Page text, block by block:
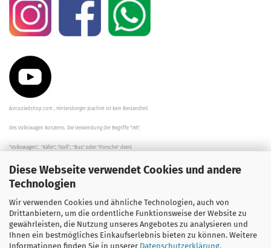
Diese Webseite verwendet Cookies und andere
Technologien
Wir verwenden Cookies und ähnliche Technologien, auch von
Drittanbietern, um die ordentliche Funktionsweise der Website zu
gewährleisten, die Nutzung unseres Angebotes zu analysieren und
Ihnen ein bestmögliches Einkaufserlebnis bieten zu können. Weitere
Informationen finden Sie in unserer Datenschutzerklärung.
Aircooledshop.com , Hintersberger Joachim ist kein Bestandteil
des Volkswagen Konzerns. Die Verwendung der Begriffe "VW",
"Volkswagen", "Käfer", "Golf", "Bus" oder "Porsche" dient
der Beschreibung der Teile und stellt in keinem Fall eine direkte
Verbindung zu dem Unternehmen "Volkswagen" her/da.
Die Beschreibungen, Zeichnungen und Angaben zur
Verwendung sind sorgfältig überprüft worden.